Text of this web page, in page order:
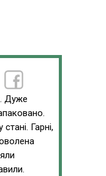
Дуже
Гарні,